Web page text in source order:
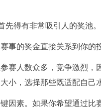
先得有非常吸引人的奖池。
事的奖金直接关系到你的
赛人数众多，竞争激烈，
小，选择那些既适配自己
因素。如果你希望通过比